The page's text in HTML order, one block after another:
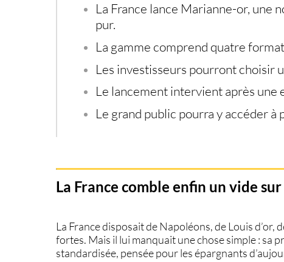
La France lance Marianne-or, une
pur.
La gamme comprend quatre
Les investisseurs pourront choisir
Le lancement intervient après une
Le grand public pourra y accéder
La France comble enfin un vide
La France disposait de Napoléons, de Louis
fortes. Mais il lui manquait une chose simple : sa
standardisée, pensée pour les épargnants